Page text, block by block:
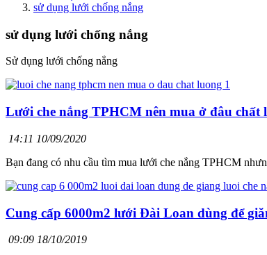
sử dụng lưới chống nắng
sử dụng lưới chống nắng
Sử dụng lưới chống nắng
Lưới che nắng TPHCM nên mua ở đâu chất
14:11 10/09/2020
Bạn đang có nhu cầu tìm mua lưới che nắng TPHCM
Cung cấp 6000m2 lưới Đài Loan dùng để
09:09 18/10/2019